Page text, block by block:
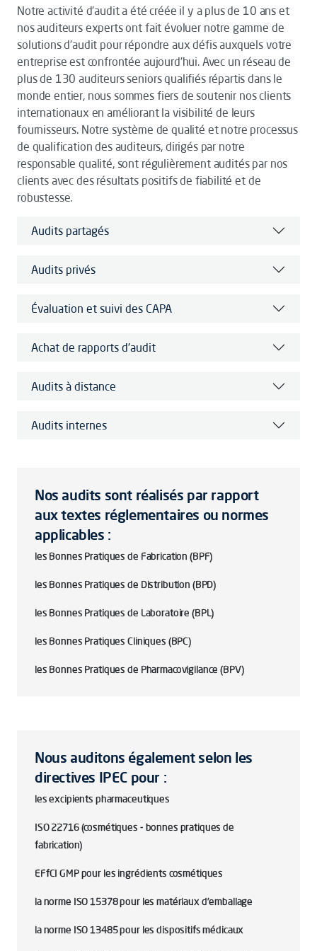
Notre activité d'audit a été créée il y a plus de 10 ans et
nos auditeurs experts ont fait évoluer notre gamme de
solutions d'audit pour répondre aux défis auxquels votre
entreprise est confrontée aujourd'hui. Avec un réseau de
plus de 130 auditeurs seniors qualifiés répartis dans le
monde entier, nous sommes fiers de soutenir nos clients
internationaux en améliorant la visibilité de leurs
fournisseurs. Notre système de qualité et notre processus
de qualification des auditeurs, dirigés par notre
responsable qualité, sont régulièrement audités par nos
clients avec des résultats positifs de fiabilité et de
robustesse.
Audits partagés
Audits privés
Évaluation et suivi des CAPA
Achat de rapports d'audit
Audits à distance
Audits internes
Nos audits sont réalisés par rapport
aux textes réglementaires ou normes
applicables :
les Bonnes Pratiques de Fabrication (BPF)
les Bonnes Pratiques de Distribution (BPD)
les Bonnes Pratiques de Laboratoire (BPL)
les Bonnes Pratiques Cliniques (BPC)
les Bonnes Pratiques de Pharmacovigilance (BPV)
Nous auditons également selon les
directives IPEC pour :
les excipients pharmaceutiques
ISO 22716 (cosmétiques - bonnes pratiques de
fabrication)
EFfCI GMP pour les ingrédients cosmétiques
la norme ISO 15378 pour les matériaux d'emballage
la norme ISO 13485 pour les dispositifs médicaux